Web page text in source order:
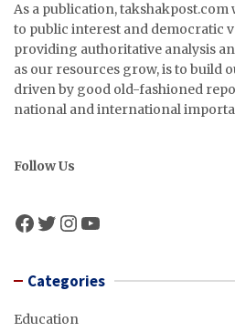
As a publication,
to public interest and democratic
providing authoritative analysis
as our resources grow, is to build
driven by good old-fashioned
national and international
Follow Us
Facebook
Twitter
Instagram
YouTube
Categories
Education